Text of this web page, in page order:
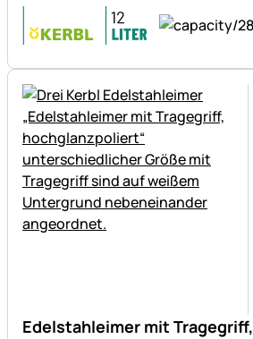
Edelstahleimer mit Tragegriff,